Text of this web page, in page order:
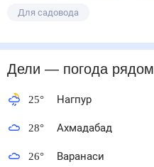
Для садовода
Дели — погода рядом
25° Нагпур
28° Ахмадабад
26° Варанаси